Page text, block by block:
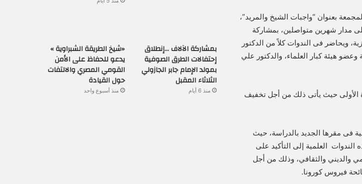
بعنوان “واجبات الشيخ والمريد”،
على مدار شهرين متواصلين، بمشاركة
ويحاضر فى الندوات كلاً من الدكتور
هيئة كبار العلماء، والدكتور علي
بعد مشاركة 40 شيخًا آخرين فى الندوة الأولى حيث يأتى ذلك من أجل تخفيف
فى مقرها الجديد بالدراسة، حيث
العلمية إلى التأكيد على
والديني والثقافي، وذلك من أجل
فيروس كورونا.
بمشاركة الآلاف …إنطلاق
إحتفالات الطرق الصوفية
بمولد الإمام جابر الجازولي
الثلاثاء المقبل
منذ 6 أيام
«شيخ الطريقة الشبراوية »
يدعو للحفاظ على الأمن
القومي المصري والالتفات
حول القيادة
منذ أسبوع واحد